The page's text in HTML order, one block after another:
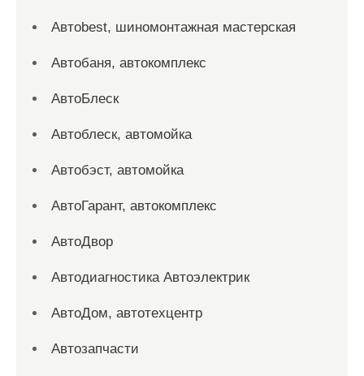
Автоbest, шиномонтажная мастерская
Автобаня, автокомплекс
АвтоБлеск
Автоблеск, автомойка
Автобэст, автомойка
АвтоГарант, автокомплекс
АвтоДвор
Автодиагностика Автоэлектрик
АвтоДом, автотехцентр
Автозапчасти